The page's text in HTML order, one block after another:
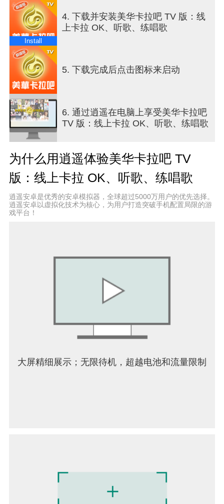
按钮和语音功能的遥控器）
【联系信息】
客服邮箱：services@arkvue.com
官方 FB 粉丝专页：
https://www.facebook.com/arkvue/
隐私政策：https://cloudtv.karatv.com.tw/atv/privacy
Install
4. 下载并安装美华卡拉吧 TV 版：线
上卡拉 OK、听歌、练唱歌
5. 下载完成后点击图标来启动
6. 通过逍遥在电脑上享受美华卡拉吧
TV 版：线上卡拉 OK、听歌、练唱歌
为什么用逍遥体验美华卡拉吧 TV
版：线上卡拉 OK、听歌、练唱歌
逍遥安卓是优秀的安卓模拟器，全球超过5000万用户的优先选择。
逍遥安卓以虚拟化技术为核心，为用户打造突破手机配置局限的游
戏平台！
大屏精细展示；无限待机，超越电池和流量限制